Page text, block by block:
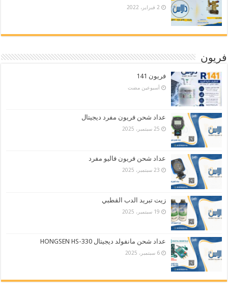
2 فبراير، 2022
فريون
فريون 141
‏أسبوعين مضت
عداد شحن فريون مفرد ديجيتال
25 سبتمبر، 2025
عداد شحن فريون فاليو مفرد
23 سبتمبر، 2025
زيت تبريد الدب القطبي
19 سبتمبر، 2025
عداد شحن مانفولد ديجيتال HONGSEN HS-330
6 سبتمبر، 2025